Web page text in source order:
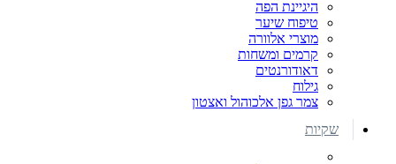
היגיינת הפה
טיפוח שיער
מוצרי אלוורה
קרמים ומשחות
דאודורנטים
גילוח
צמר גפן אלכוהול ואצטון
שקיות